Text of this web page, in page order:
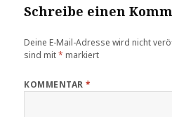
Schreibe einen
Deine E-Mail-Adresse wird nicht
sind mit* markiert
KOMMENTAR*